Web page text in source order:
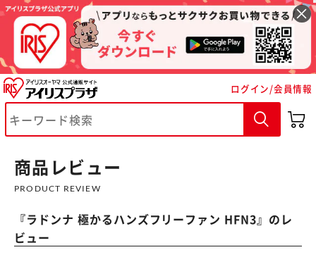
ログイン/会員情報
商品レビュー
PRODUCT REVIEW
『ラドンナ 極かるハンズフリーファン HFN3』のレ
ビュー
※ご確認ください